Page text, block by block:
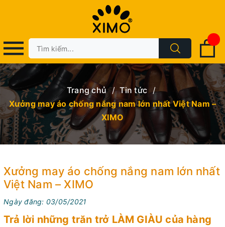
Trang chủ / Tin tức /
Xưởng may áo chống nắng nam lớn nhất Việt Nam –
XIMO
Xưởng may áo chống nắng nam lớn nhất
Việt Nam – XIMO
Ngày đăng: 03/05/2021
Trả lời những trăn trở LÀM GIÀU của hàng